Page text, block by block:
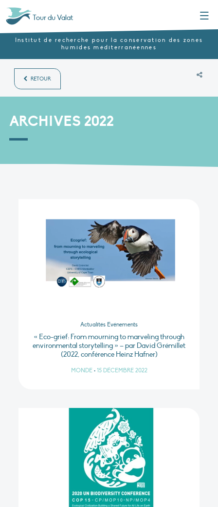
Tour du Valat
Institut de recherche pour la conservation des zones
humides méditerranéennes
RETOUR
ARCHIVES 2022
Actualités Evénements
« Eco-grief: From mourning to marveling through
environmental storytelling » – par David Grémillet
(2022, conférence Heinz Hafner)
MONDE • 15 DÉCEMBRE 2022